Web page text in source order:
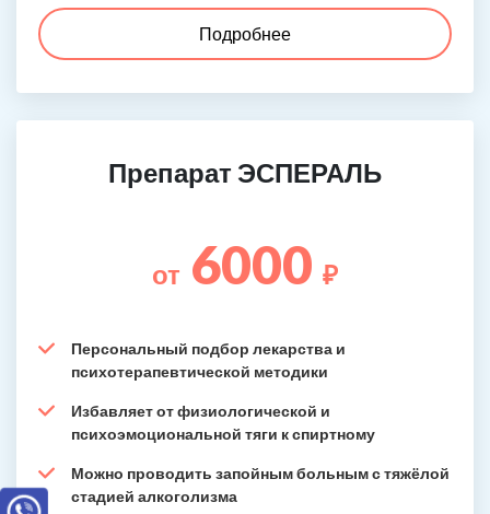
Подробнее
Препарат ЭСПЕРАЛЬ
от 6000 ₽
Персональный подбор лекарства и
психотерапевтической методики
Избавляет от физиологической и
психоэмоциональной тяги к спиртному
Можно проводить запойным больным с тяжёлой
стадией алкоголизма